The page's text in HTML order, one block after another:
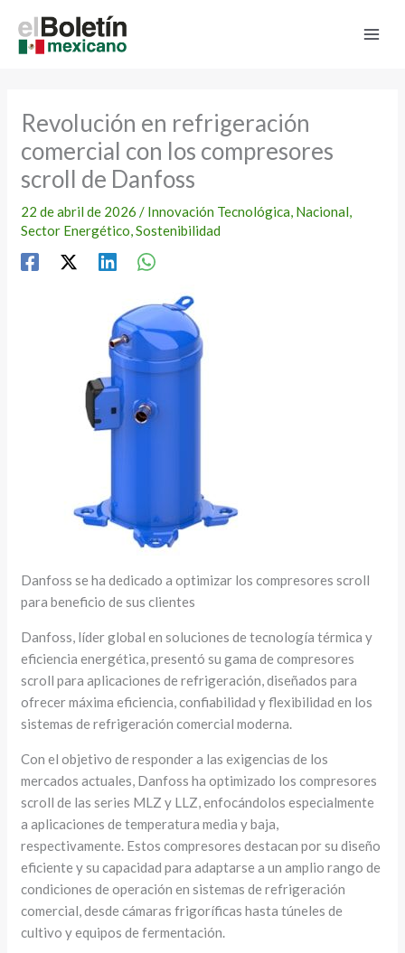
contenido
Revolución en refrigeración
comercial con los compresores
scroll de Danfoss
22 de abril de 2026/ Innovación Tecnológica, Nacional,
Sector Energético,Sostenibilidad
Danfoss se ha dedicado a optimizar los compresores scroll
para beneficio de sus clientes
Danfoss, líder global en soluciones de tecnología térmica y
eficiencia energética, presentó su gama de compresores
scroll para aplicaciones de refrigeración, diseñados para
ofrecer máxima eficiencia, confiabilidad y flexibilidad en los
sistemas de refrigeración comercial moderna.
Con el objetivo de responder a las exigencias de los
mercados actuales, Danfoss ha optimizado los compresores
scroll de las series MLZ y LLZ, enfocándolos especialmente
a aplicaciones de temperatura media y baja,
respectivamente. Estos compresores destacan por su diseño
eficiente y su capacidad para adaptarse a un amplio rango de
condiciones de operación en sistemas de refrigeración
comercial, desde cámaras frigoríficas hasta túneles de
cultivo y equipos de fermentación.